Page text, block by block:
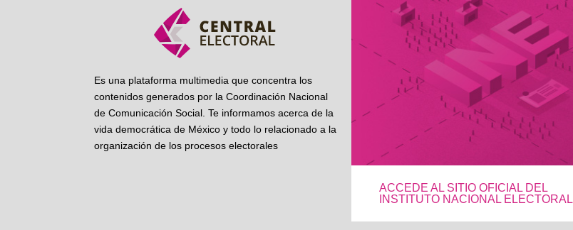
Es una plataforma multimedia que concentra los
contenidos generados por la Coordinación Nacional
de Comunicación Social. Te informamos acerca de la
vida democrática de México y todo lo relacionado a la
organización de los procesos electorales
ACCEDE AL SITIO OFICIAL DEL
INSTITUTO NACIONAL ELECTORAL